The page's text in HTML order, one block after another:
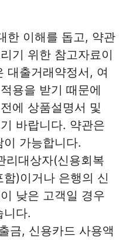
한 이해를 돕고, 약관
기 위한 참고자료이
대출거래약정서, 여
용을 받기 때문에
에 상품설명서 및
바랍니다. 약관은
가능합니다.
리대상자(신용회복
)이거나 은행의 신
낮은 고객일 경우
니다.
금, 신용카드 사용액